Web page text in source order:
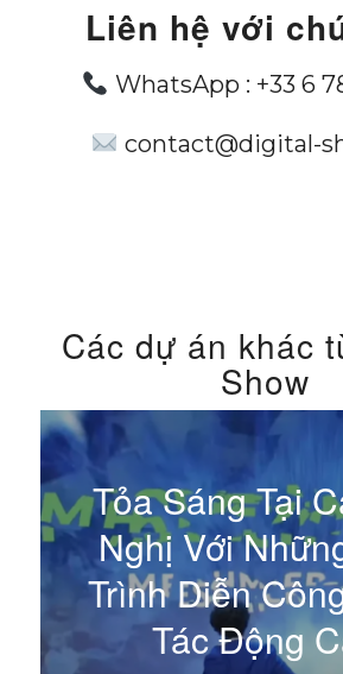
Liên hệ với
WhatsApp : +33 6
contact@digital-
Các dự án khác
Show
Tỏa Sáng Tại
Nghị Với
Trình Diễn
Tác Động